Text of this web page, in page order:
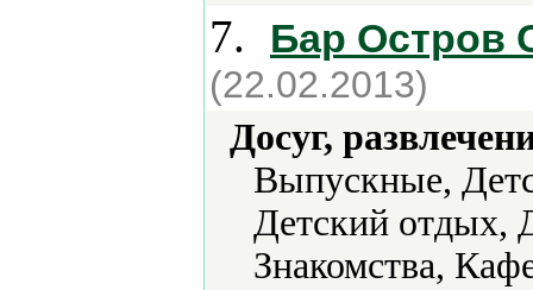
7. Бар Остров
(22.02.2013)
Досуг,
Выпускные,
Детский отдых,
Знакомства,